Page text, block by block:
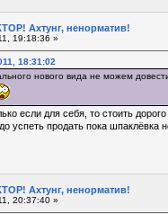
Ахтунг, ненорматив!
19:18:36 »
18:31:02
нового вида не можем
если для себя, то стоить
успеть продать пока шпаклёвка
Ахтунг, ненорматив!
20:37:40 »